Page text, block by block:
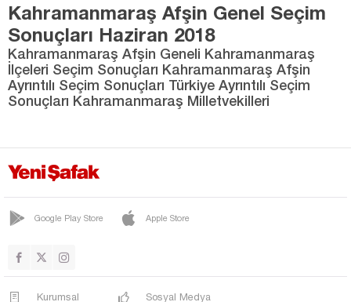
Kahramanmaraş Afşin Genel Seçim
Sonuçları Haziran 2018
Kahramanmaraş Afşin Geneli Kahramanmaraş
İlçeleri Seçim Sonuçları Kahramanmaraş Afşin
Ayrıntılı Seçim Sonuçları Türkiye Ayrıntılı Seçim
Sonuçları Kahramanmaraş Milletvekilleri
Google Play Store Apple Store
Kurumsal Sosyal Medya